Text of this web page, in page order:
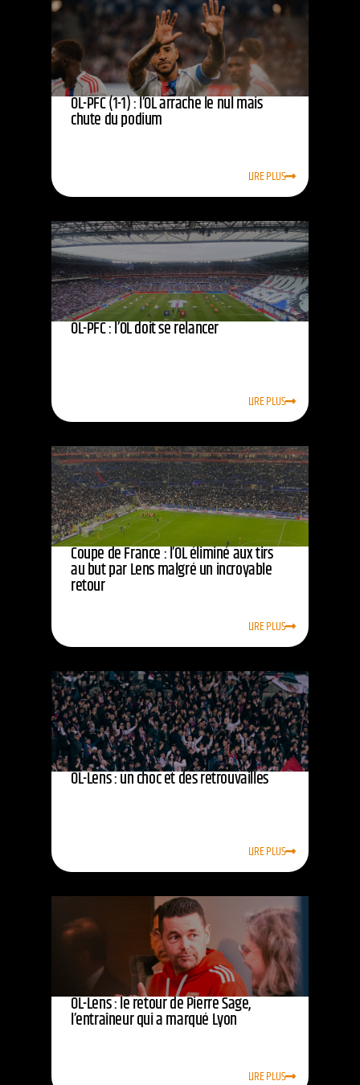
OL-PFC (1-1) : l’OL arrache le nul mais
chute du podium
LIRE PLUS
OL-PFC : l’OL doit se relancer
LIRE PLUS
Coupe de France : l’OL éliminé aux tirs
au but par Lens malgré un incroyable
retour
LIRE PLUS
OL-Lens : un choc et des retrouvailles
LIRE PLUS
OL-Lens : le retour de Pierre Sage,
l’entraîneur qui a marqué Lyon
LIRE PLUS